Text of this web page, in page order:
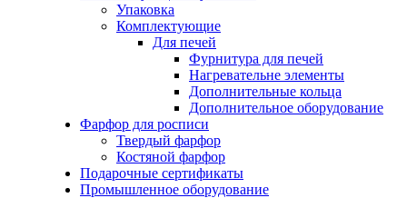
Упаковка
Комплектующие
Для печей
Фурнитура для печей
Нагревательне элементы
Дополнительные кольца
Дополнительное оборудование
Фарфор для росписи
Твердый фарфор
Костяной фарфор
Подарочные сертификаты
Промышленное оборудование